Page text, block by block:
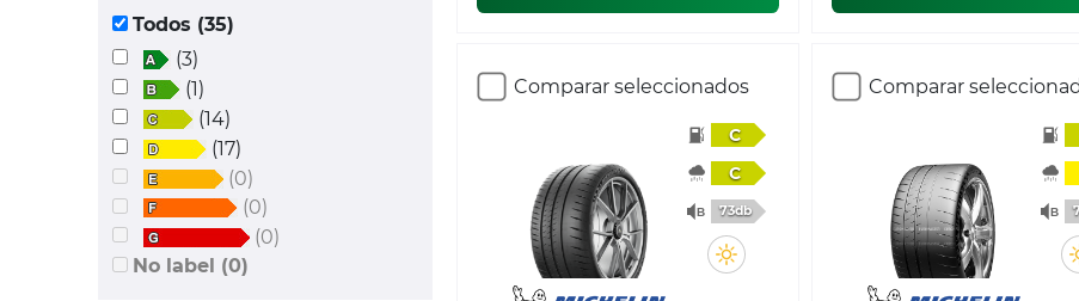
Todos (35)
(3)
(1)
(14)
(17)
(0)
(0)
(0)
No label (0)
Comparar seleccionados
C
C
73db
Comparar